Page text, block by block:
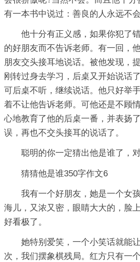
有一本书中说过：善良的人永远不
他十分有正义感，如果你犯了
的好朋友而不告诉老师。有一回，
朋友交头接耳地说话。被他发现，
刚转过身去学习，后桌又开始说话
可后桌不听，继续说话。他只好举
着不让他告诉老师。可他还是不顾
心地教育了他的后桌一番，并表扬
误，再也不交头接耳的说话了。
聪明的你一定猜出他是谁了，
猜猜他是谁350字作文6
我有一个好朋友，她是一个女
海儿，又浓又密，眼睛大大的，脸
好看极了。
她特别爱笑，一个小笑话就能
次，我们摆象棋残局。红方只有一